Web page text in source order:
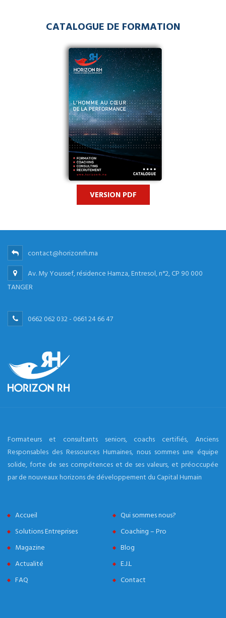
CATALOGUE DE FORMATION
VERSION PDF
contact@horizonrh.ma
Av. My Youssef, résidence Hamza, Entresol, n°2, CP 90 000
TANGER
0662 062 032 - 0661 24 66 47
Formateurs et consultants seniors, coachs certifiés, Anciens
Responsables des Ressources Humaines, nous sommes une équipe
solide, forte de ses compétences et de ses valeurs, et préoccupée
par de nouveaux horizons de développement du Capital Humain
Accueil
Qui sommes nous?
Solutions Entreprises
Coaching – Pro
Magazine
Blog
Actualité
E.J.L
FAQ
Contact